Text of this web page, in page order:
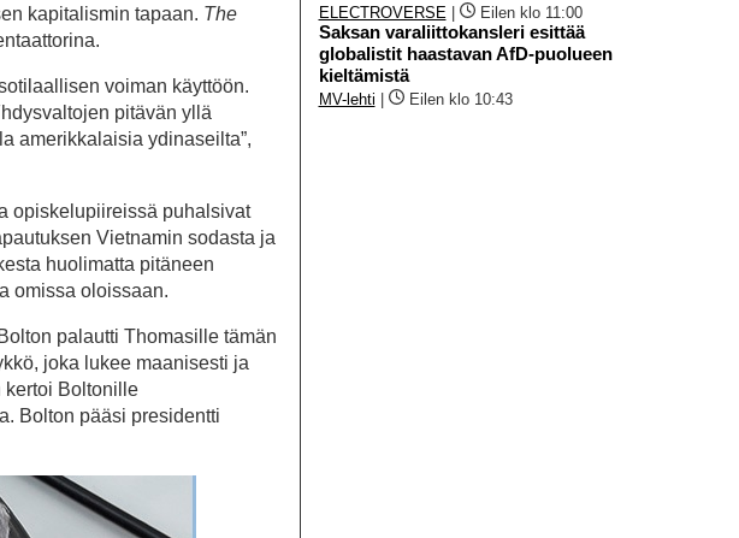
kapitalismin tapaan. The
voiman käyttöön.
pitävän yllä
amerikkalaisia ydinaseilta”,
opiskelupiireissä puhalsivat
Vietnamin sodasta ja
huolimatta pitäneen
omissa oloissaan.
palautti Thomasille tämän
joka lukee maanisesti ja
kertoi Boltonille
Bolton pääsi presidentti
ELECTROVERSE Eilen klo 11:00
Saksan varaliittokansleri esittää
globalistit haastavan AfD-puolueen
kieltämistä
MV-lehti Eilen klo 10:43